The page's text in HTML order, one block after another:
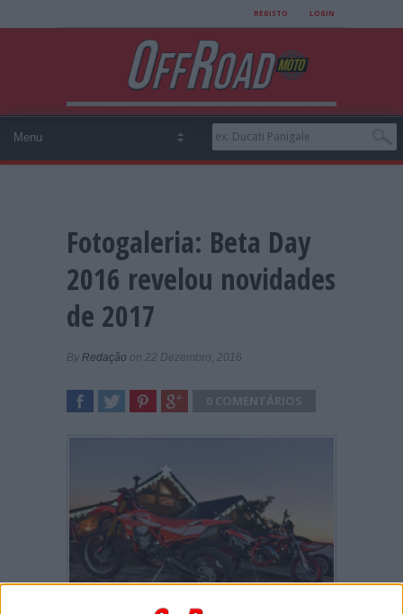
REGISTO LOGIN
Fotogaleria: Beta Day
2016 revelou novidades
de 2017
By Redação on 22 Dezembro, 2016